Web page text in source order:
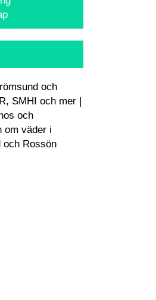
och
SMHI och mer |
och
om väder i
och Rossön